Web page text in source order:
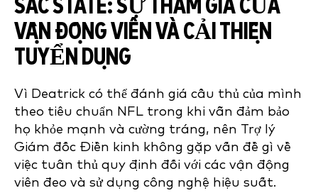
SAC STATE:SỰ THAM GIA CỦA
VẬN ĐỘNG VIÊN VÀ CẢI THIỆN
TUYỂN DỤNG
Vì Deatrick có thể đánh giá cầu thủ của mình
theo tiêu chuẩn NFL trong khi vẫn đảm bảo
họ khỏe mạnh và cường tráng, nên Trợ lý
Giám đốc Điền kinh không gặp vấn đề gì về
việc tuân thủ quy định đối với các vận động
viên đeo và sử dụng công nghệ hiệu suất.